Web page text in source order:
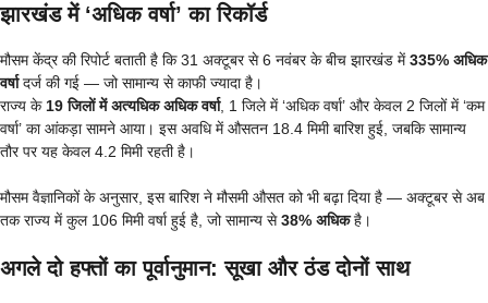
झारखंड में ‘अधिक वर्षा’ का रिकॉर्ड
मौसम केंद्र की रिपोर्ट बताती है कि 31 अक्टूबर से 6 नवंबर के बीच झारखंड में335% अधिक
वर्षादर्ज की गई — जो सामान्य से काफी ज्यादा है।
राज्य के 19 जिलों में अत्यधिक अधिक वर्षा, 1 जिले में ‘अधिक वर्षा’ और केवल 2 जिलों में ‘कम
वर्षा’ का आंकड़ा सामने आया। इस अवधि में औसतन 18.4 मिमी बारिश हुई, जबकि सामान्य
तौर पर यह केवल 4.2 मिमी रहती है।
मौसम वैज्ञानिकों के अनुसार, इस बारिश ने मौसमी औसत को भी बढ़ा दिया है — अक्टूबर से अब
तक राज्य में कुल 106 मिमी वर्षा हुई है, जो सामान्य से38% अधिकहै।
अगले दो हफ्तों का पूर्वानुमान: सूखा और ठंड दोनों साथ